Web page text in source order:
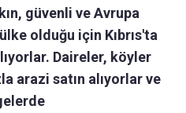
güvenli ve Avrupa
olduğu için Kıbrıs'ta
Daireler, köyler
arazi satın alıyorlar ve